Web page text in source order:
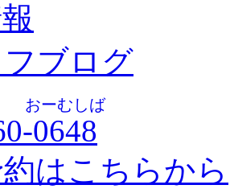
ブログ
0648
おーむしば
はこちらから